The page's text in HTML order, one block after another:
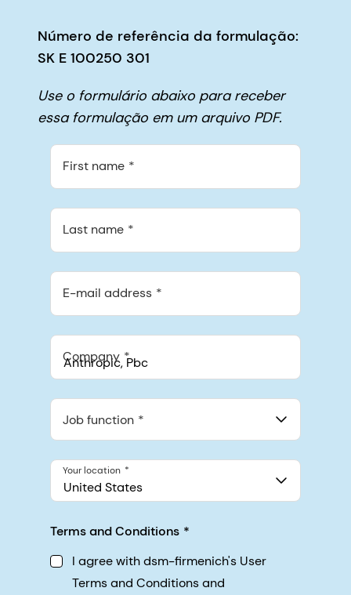
Número de referência da formulação:
SK E 100250 301
Use o formulário abaixo para receber
essa formulação em um arquivo PDF.
First name
Last name
E-mail address
Company
548 Market St Pmb 90375, San Francisco, California, US
Job function
United States
Your location
Terms and Conditions
I agree with dsm-firmenich's User
Terms and Conditions and